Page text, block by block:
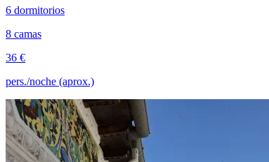
6 dormitorios
8 camas
36 €
pers./noche (aprox.)